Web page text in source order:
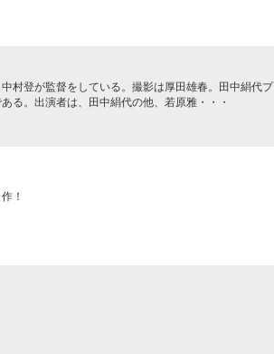
村登が監督をしている。撮影は厚田雄春。田中絹代プ
る。出演者は、田中絹代の他、若原雅・・・
！